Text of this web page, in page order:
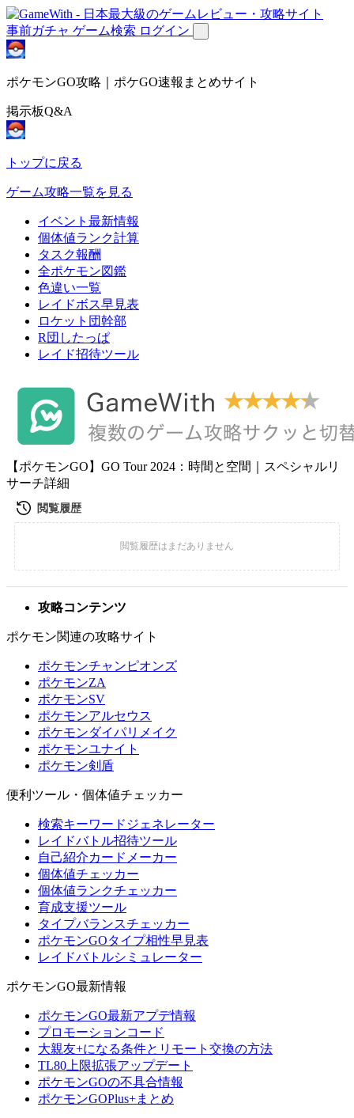
事前ガチャ ゲーム検索 ログイン
ポケモンGO攻略｜ポケGO速報まとめサイト
掲示板Q&A
トップに戻る
ゲーム攻略一覧を見る
イベント最新情報
個体値ランク計算
タスク報酬
全ポケモン図鑑
色違い一覧
レイドボス早見表
ロケット団幹部
R団したっぱ
レイド招待ツール
【ポケモンGO】GO Tour 2024：時間と空間｜スペシャルリ
サーチ詳細
攻略コンテンツ
ポケモン関連の攻略サイト
ポケモンチャンピオンズ
ポケモンZA
ポケモンSV
ポケモンアルセウス
ポケモンダイパリメイク
ポケモンユナイト
ポケモン剣盾
便利ツール・個体値チェッカー
検索キーワードジェネレーター
レイドバトル招待ツール
自己紹介カードメーカー
個体値チェッカー
個体値ランクチェッカー
育成支援ツール
タイプバランスチェッカー
ポケモンGOタイプ相性早見表
レイドバトルシミュレーター
ポケモンGO最新情報
ポケモンGO最新アプデ情報
プロモーションコード
大親友+になる条件とリモート交換の方法
TL80上限拡張アップデート
ポケモンGOの不具合情報
ポケモンGOPlus+まとめ